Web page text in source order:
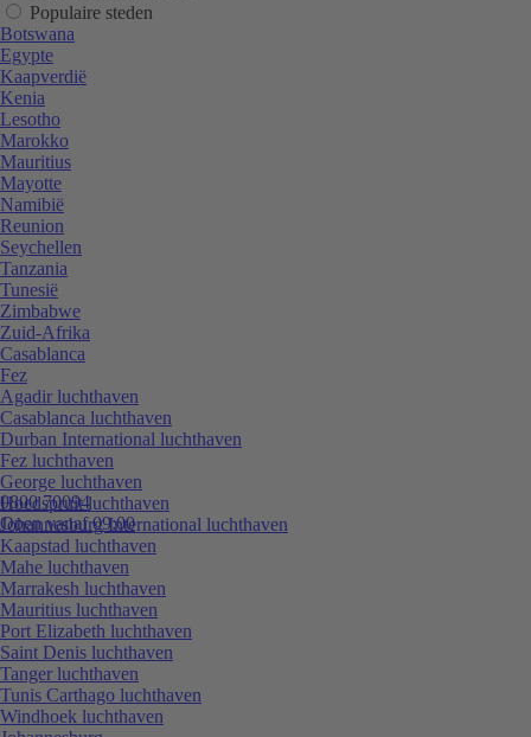
0800 70094
Open vanaf 09:00
Populaire steden
Botswana
Egypte
Kaapverdië
Kenia
Lesotho
Marokko
Mauritius
Mayotte
Namibië
Reunion
Seychellen
Tanzania
Tunesië
Zimbabwe
Zuid-Afrika
Casablanca
Fez
Agadir luchthaven
Casablanca luchthaven
Durban International luchthaven
Fez luchthaven
George luchthaven
Hoedspruit luchthaven
Johannesburg International luchthaven
Kaapstad luchthaven
Mahe luchthaven
Marrakesh luchthaven
Mauritius luchthaven
Port Elizabeth luchthaven
Saint Denis luchthaven
Tanger luchthaven
Tunis Carthago luchthaven
Windhoek luchthaven